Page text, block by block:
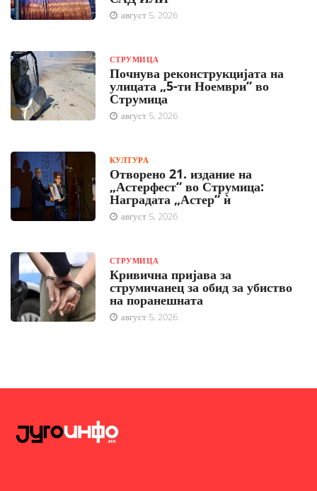
август 5, 2026
СТРУМИЦА
Почнува реконструкцијата на
улицата „5-ти Ноември“ во
Струмица
август 5, 2026
КУЛТУРА
Отворено 21. издание на
„Астерфест“ во Струмица:
Наградата „Астер“ ѝ
август 5, 2026
СТРУМИЦА
Кривична пријава за
струмичанец за обид за убиство
на поранешната
август 5, 2026